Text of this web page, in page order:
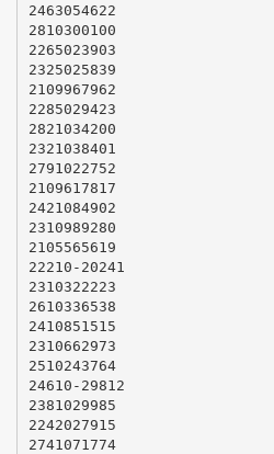
2463054622
2810300100
2265023903
2325025839
2109967962
2285029423
2821034200
2321038401
2791022752
2109617817
2421084902
2310989280
2105565619
22210-20241
2310322223
2610336538
2410851515
2310662973
2510243764
24610-29812
2381029985
2242027915
2741071774